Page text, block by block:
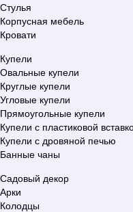
Стулья
Корпусная мебель
Кровати
Купели
Овальные купели
Круглые купели
Угловые купели
Прямоугольные купели
Купели с пластиковой
Купели с дровяной печью
Банные чаны
Садовый декор
Арки
Колодцы